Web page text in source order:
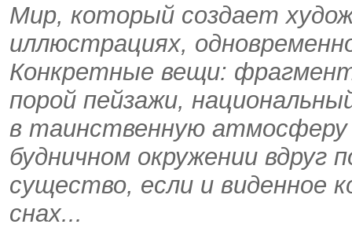
Мир, который создает
иллюстрациях,
Конкретные вещи:
порой пейзажи,
в таинственную атмосферу
будничном окружении вдруг
существо, если и виденное
снах...